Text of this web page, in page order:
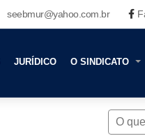
seebmur@yahoo.com.br
JURÍDICO O SINDICATO